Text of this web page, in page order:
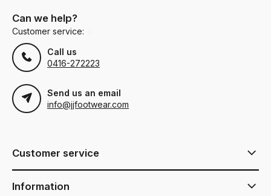
Can we help?
Customer service:
Call us
0416-272223
Send us an email
info@jjfootwear.com
Customer service
Information